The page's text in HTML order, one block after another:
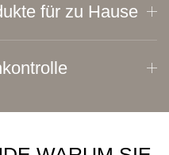
für zu Hause